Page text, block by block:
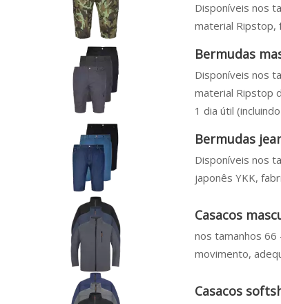
Disponíveis nos
material Ripstop,
Bermudas
Disponíveis nos
material Ripstop
1 dia útil
Bermudas
Disponíveis nos
japonês YKK,
Casacos
nos tamanhos 66
movimento,
Casacos